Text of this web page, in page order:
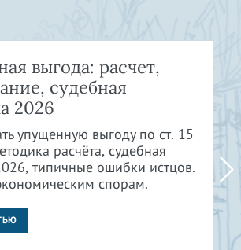
выгода: расчет,
судебная
2026
упущенную выгоду по ст. 15
расчёта, судебная
типичные ошибки истцов.
спорам.